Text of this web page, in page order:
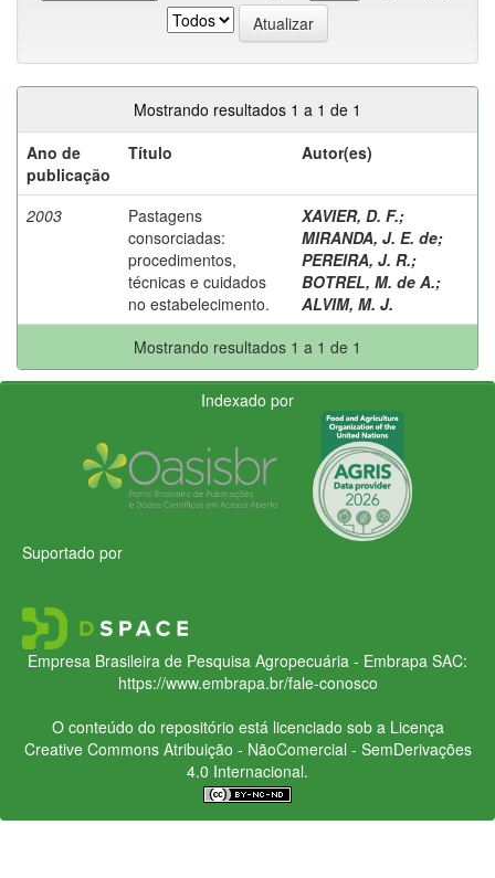
Mostrando resultados 1 a 1 de 1
Ano de
publicação
Título Autor(es)
2003
Pastagens
consorciadas:
procedimentos,
técnicas e cuidados
no estabelecimento.
XAVIER, D. F.;
MIRANDA, J. E. de;
PEREIRA, J. R.;
BOTREL, M. de A.;
ALVIM, M. J.
Mostrando resultados 1 a 1 de 1
Indexado por
Suportado por
Empresa Brasileira de Pesquisa Agropecuária - Embrapa SAC:
https://www.embrapa.br/fale-conosco
O conteúdo do repositório está licenciado sob a Licença
Creative CommonsAtribuição - NãoComercial - SemDerivações
4.0 Internacional.